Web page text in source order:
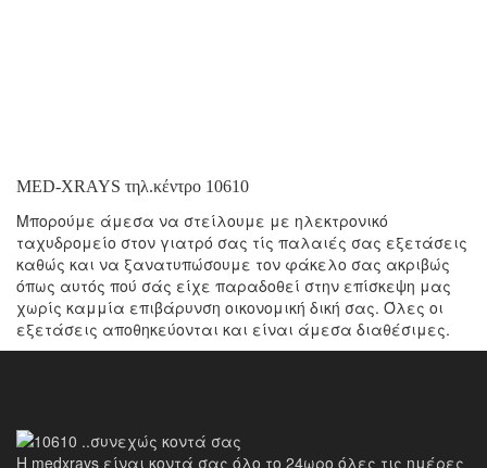
MED-XRAYS τηλ.κέντρο 10610
Mπορούμε άμεσα να στείλουμε με ηλεκτρονικό
ταχυδρομείο στον γιατρό σας τίς παλαιές σας εξετάσεις
καθώς και να ξανατυπώσουμε τον φάκελο σας ακριβώς
όπως αυτός πού σάς είχε παραδοθεί στην επίσκεψη μας
χωρίς καμμία επιβάρυνση οικονομική δική σας. Όλες οι
εξετάσεις αποθηκεύονται και είναι άμεσα διαθέσιμες.
Η medxrays είναι κοντά σας όλο το 24ωρο όλες τις ημέρες